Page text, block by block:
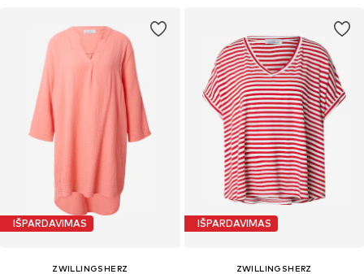
IŠPARDAVIMAS
ZWILLINGSHERZ
IŠPARDAVIMAS
ZWILLINGSHERZ